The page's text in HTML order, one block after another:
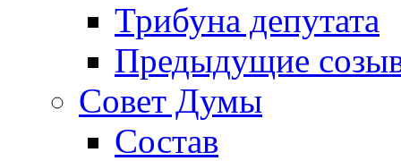
Трибуна депутата
Предыдущие
Совет Думы
Состав